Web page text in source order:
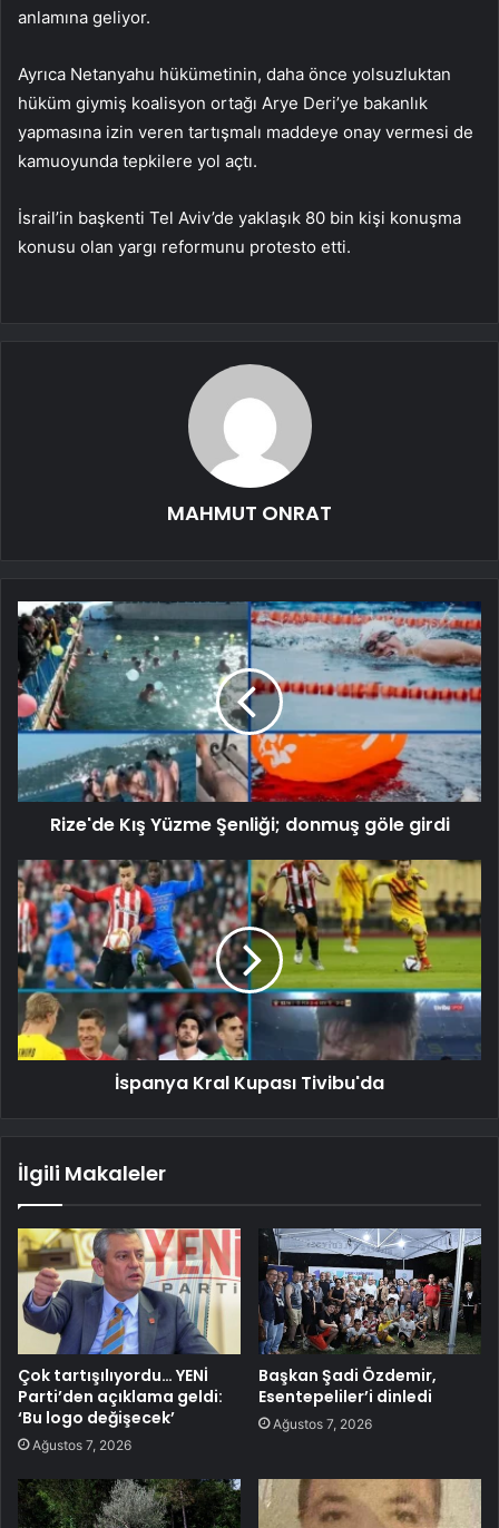
anlamına geliyor.
Ayrıca Netanyahu hükümetinin, daha önce yolsuzluktan
hüküm giymiş koalisyon ortağı Arye Deri’ye bakanlık
yapmasına izin veren tartışmalı maddeye onay vermesi de
kamuoyunda tepkilere yol açtı.
İsrail’in başkenti Tel Aviv’de yaklaşık 80 bin kişi konuşma
konusu olan yargı reformunu protesto etti.
MAHMUT ONRAT
Rize'de Kış Yüzme Şenliği; donmuş göle girdi
İspanya Kral Kupası Tivibu'da
İlgili Makaleler
Çok tartışılıyordu… YENİ
Parti’den açıklama geldi:
‘Bu logo değişecek’
Ağustos 7, 2026
Başkan Şadi Özdemir,
Esentepeliler’i dinledi
Ağustos 7, 2026